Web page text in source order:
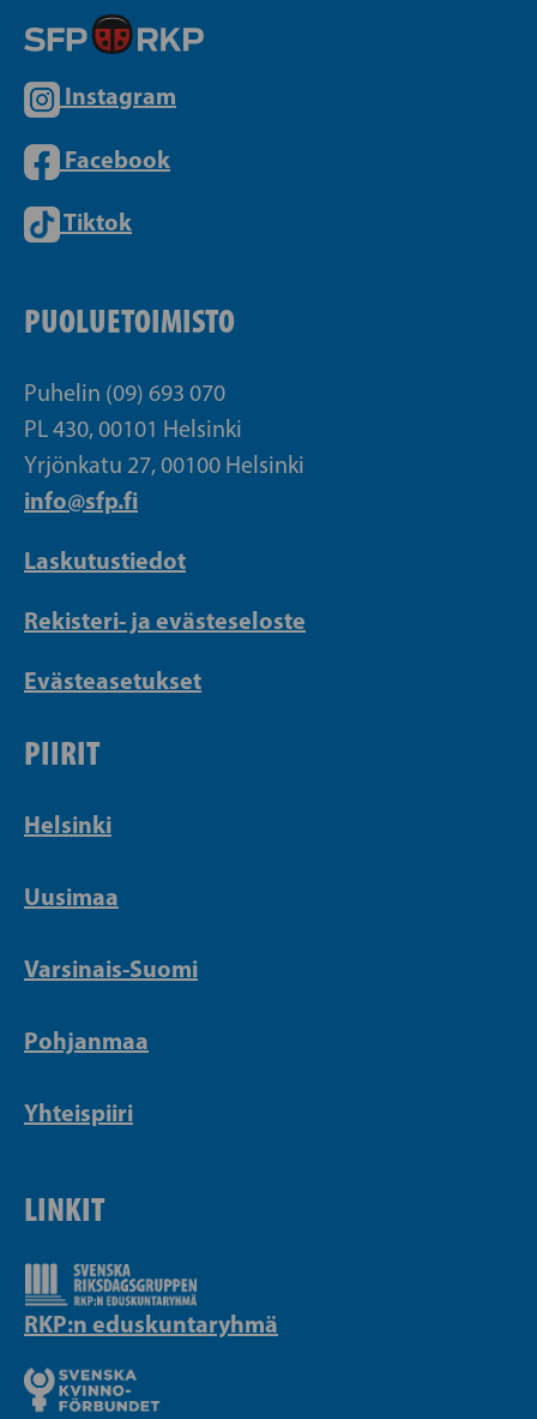
Instagram
Facebook
Tiktok
PUOLUETOIMISTO
Puhelin (09) 693 070
PL 430, 00101 Helsinki
Yrjönkatu 27, 00100 Helsinki
info@sfp.fi
Laskutustiedot
Rekisteri- ja evästeseloste
Evästeasetukset
PIIRIT
Helsinki
Uusimaa
Varsinais-Suomi
Pohjanmaa
Yhteispiiri
LINKIT
RKP:n eduskuntaryhmä